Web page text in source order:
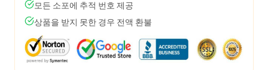
모든 소포에 추적 번호 제공
상품을 받지 못한 경우 전액 환불